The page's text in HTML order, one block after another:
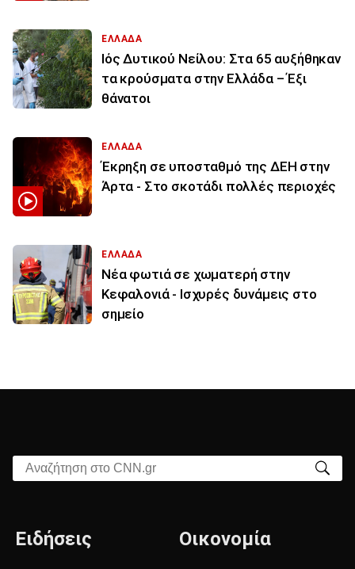
ΕΛΛΑΔΑ
Ιός Δυτικού Νείλου: Στα 65 αυξήθηκαν
τα κρούσματα στην Ελλάδα – Έξι
θάνατοι
ΕΛΛΑΔΑ
Έκρηξη σε υποσταθμό της ΔΕΗ στην
Άρτα - Στο σκοτάδι πολλές περιοχές
ΕΛΛΑΔΑ
Νέα φωτιά σε χωματερή στην
Κεφαλονιά - Ισχυρές δυνάμεις στο
σημείο
Αναζήτηση στο CNN.gr
Ειδήσεις Οικονομία